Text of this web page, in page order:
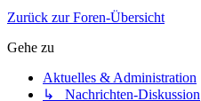
Zurück zur Foren-Übersicht
Gehe zu
Aktuelles & Administration
↳ Nachrichten-Diskussion